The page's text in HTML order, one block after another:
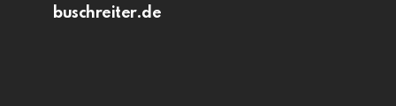
buschreiter.de